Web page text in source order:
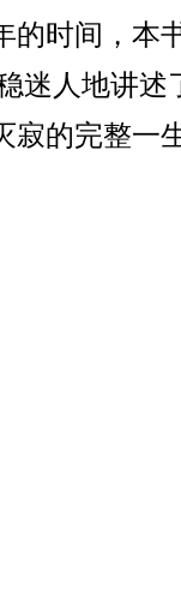
的时间，本
迷人地讲述
的完整一生